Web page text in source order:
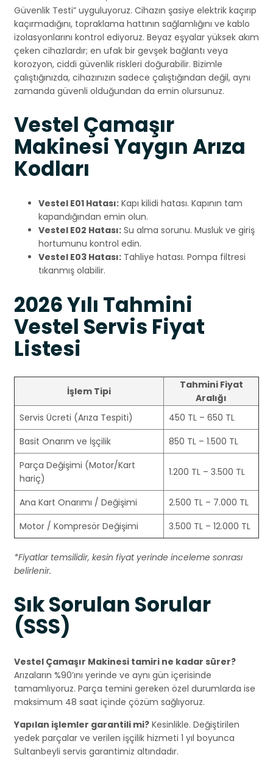
Güvenlik Testi” uyguluyoruz. Cihazın şasiye elektrik kaçırıp
kaçırmadığını, topraklama hattının sağlamlığını ve kablo
izolasyonlarını kontrol ediyoruz. Beyaz eşyalar yüksek akım
çeken cihazlardır; en ufak bir gevşek bağlantı veya
korozyon, ciddi güvenlik riskleri doğurabilir. Bizimle
çalıştığınızda, cihazınızın sadece çalıştığından değil, aynı
zamanda güvenli olduğundan da emin olursunuz.
Vestel Çamaşır
Makinesi Yaygın Arıza
Kodları
Vestel E01 Hatası: Kapı kilidi hatası. Kapının tam
kapandığından emin olun.
Vestel E02 Hatası: Su alma sorunu. Musluk ve giriş
hortumunu kontrol edin.
Vestel E03 Hatası: Tahliye hatası. Pompa filtresi
tıkanmış olabilir.
2026 Yılı Tahmini
Vestel Servis Fiyat
Listesi
İşlem Tipi
Tahmini Fiyat
Aralığı
Servis Ücreti (Arıza Tespiti)
450 TL – 650 TL
Basit Onarım ve İşçilik
850 TL – 1.500 TL
Parça Değişimi (Motor/Kart
hariç)
1.200 TL – 3.500 TL
Ana Kart Onarımı / Değişimi
2.500 TL – 7.000 TL
Motor / Kompresör Değişimi
3.500 TL – 12.000 TL
*Fiyatlar temsilidir, kesin fiyat yerinde inceleme sonrası
belirlenir.
Sık Sorulan Sorular
(SSS)
Vestel Çamaşır Makinesi tamiri ne kadar sürer?
Arızaların %90’ını yerinde ve aynı gün içerisinde
tamamlıyoruz. Parça temini gereken özel durumlarda ise
maksimum 48 saat içinde çözüm sağlıyoruz.
Yapılan işlemler garantili mi? Kesinlikle. Değiştirilen
yedek parçalar ve verilen işçilik hizmeti 1 yıl boyunca
Sultanbeyli servis garantimiz altındadır.